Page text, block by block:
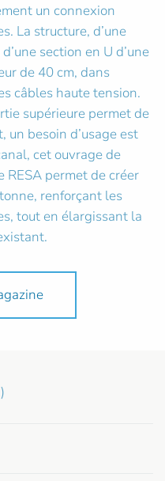
un connexion
La structure, d’une
section en U d’une
de 40 cm, dans
câbles haute tension.
supérieure permet de
un besoin d’usage est
cet ouvrage de
RESA permet de créer
renforçant les
tout en élargissant la